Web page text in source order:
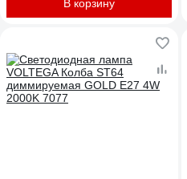
В корзину